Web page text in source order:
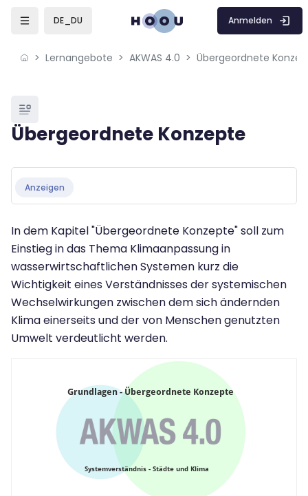
Skip to sidebar navigation menu
Skip to mobile navigation menu
DE_DU Anmelden
Lernangebote AKWAS 4.0 Übergeordnete
Blöcke
Übergeordnete Konzepte
Anzeigen
In dem Kapitel "Übergeordnete Konzepte" soll zum
Einstieg in das Thema Klimaanpassung in
wasserwirtschaftlichen Systemen kurz die
Wichtigkeit eines Verständnisses der systemischen
Wechselwirkungen zwischen dem sich ändernden
Klima einerseits und der von Menschen genutzten
Umwelt verdeutlicht werden.